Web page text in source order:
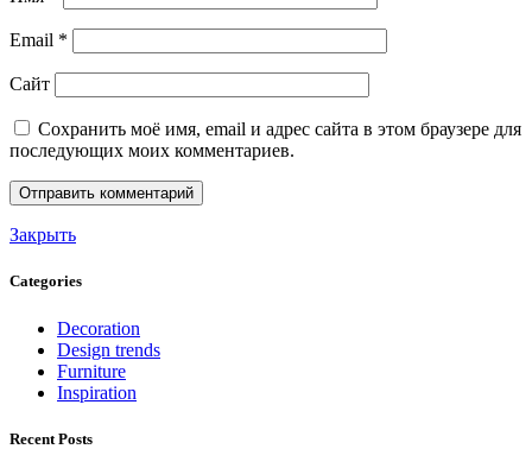
Email *
Сайт
Сохранить моё имя, email и адрес сайта в этом браузере для
последующих моих комментариев.
Закрыть
Categories
Decoration
Design trends
Furniture
Inspiration
Recent Posts